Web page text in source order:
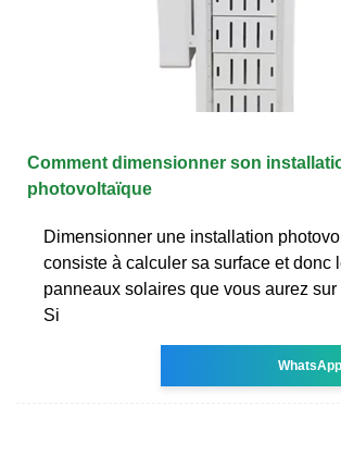
Comment dimensionner son
photovoltaïque
Dimensionner une installation
consiste à calculer sa surface et donc
panneaux solaires que vous aurez sur
Si
WhatsApp